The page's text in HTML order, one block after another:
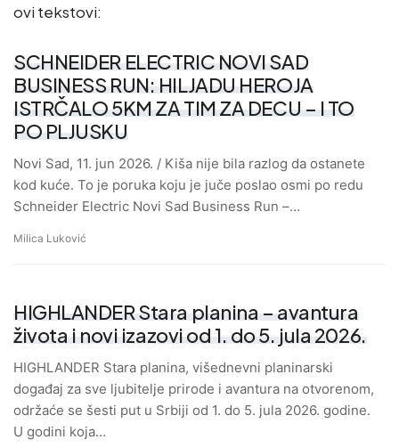
ovi tekstovi:
SCHNEIDER ELECTRIC NOVI SAD
BUSINESS RUN: HILJADU HEROJA
ISTRČALO 5KM ZA TIM ZA DECU – I TO
PO PLJUSKU
Novi Sad, 11. jun 2026. / Kiša nije bila razlog da ostanete
kod kuće. To je poruka koju je juče poslao osmi po redu
Schneider Electric Novi Sad Business Run –…
Milica Luković
HIGHLANDER Stara planina – avantura
života i novi izazovi od 1. do 5. jula 2026.
HIGHLANDER Stara planina, višednevni planinarski
događaj za sve ljubitelje prirode i avantura na otvorenom,
održaće se šesti put u Srbiji od 1. do 5. jula 2026. godine.
U godini koja…